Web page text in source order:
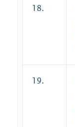
18.
19.